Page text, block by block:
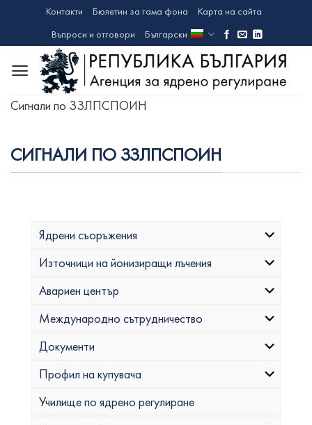
content
Контакти Бюлетин за гама фона
Карта на сайта
Въпроси и отговори
Български
Сигнали по ЗЗЛПСПОИН
СИГНАЛИ ПО ЗЗЛПСПОИН
Ядрени съоръжения
Източници на йонизиращи лъчения
Авариен център
Международно сътрудничество
Документи
Профил на купувача
Училище по ядрено регулиране